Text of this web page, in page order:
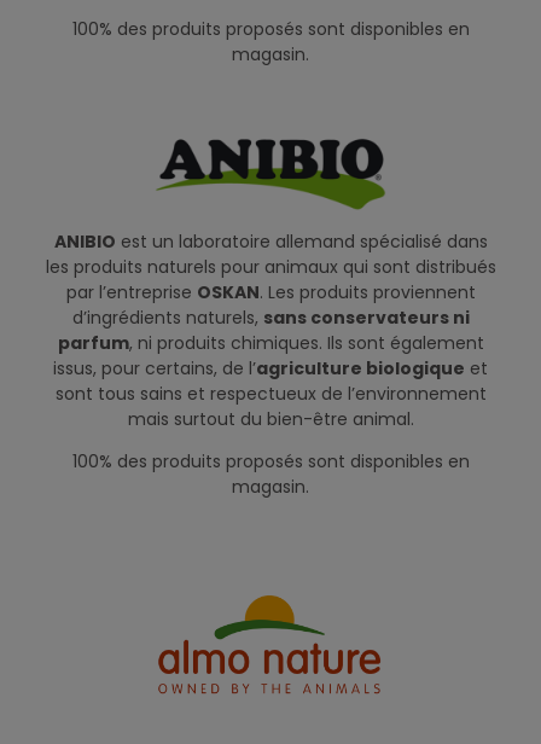
100% des produits proposés sont disponibles en
magasin.
ANIBIO est un laboratoire allemand spécialisé dans
les produits naturels pour animaux qui sont distribués
par l’entreprise OSKAN. Les produits proviennent
d’ingrédients naturels, sans conservateurs ni
parfum, ni produits chimiques. Ils sont également
issus, pour certains, de l’agriculture biologique et
sont tous sains et respectueux de l’environnement
mais surtout du bien-être animal.
100% des produits proposés sont disponibles en
magasin.